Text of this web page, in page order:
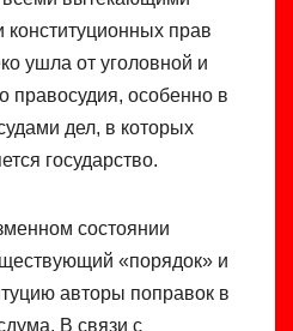
прав
ушла от уголовной и
правосудия, особенно в
дел, в которых
государство.
состоянии
«порядок» и
авторы поправок в
В связи с